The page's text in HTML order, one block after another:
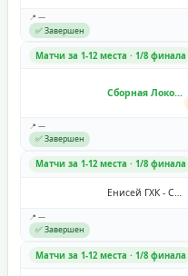
📍 —
✅ Завершен
Матчи за 1-12 места · 1/8 финала
Сборная Локобол 2026
📍 —
✅ Завершен
Матчи за 1-12 места · 1/8 финала
Енисей ГХК - Смена
📍 —
✅ Завершен
Матчи за 1-12 места · 1/8 финала